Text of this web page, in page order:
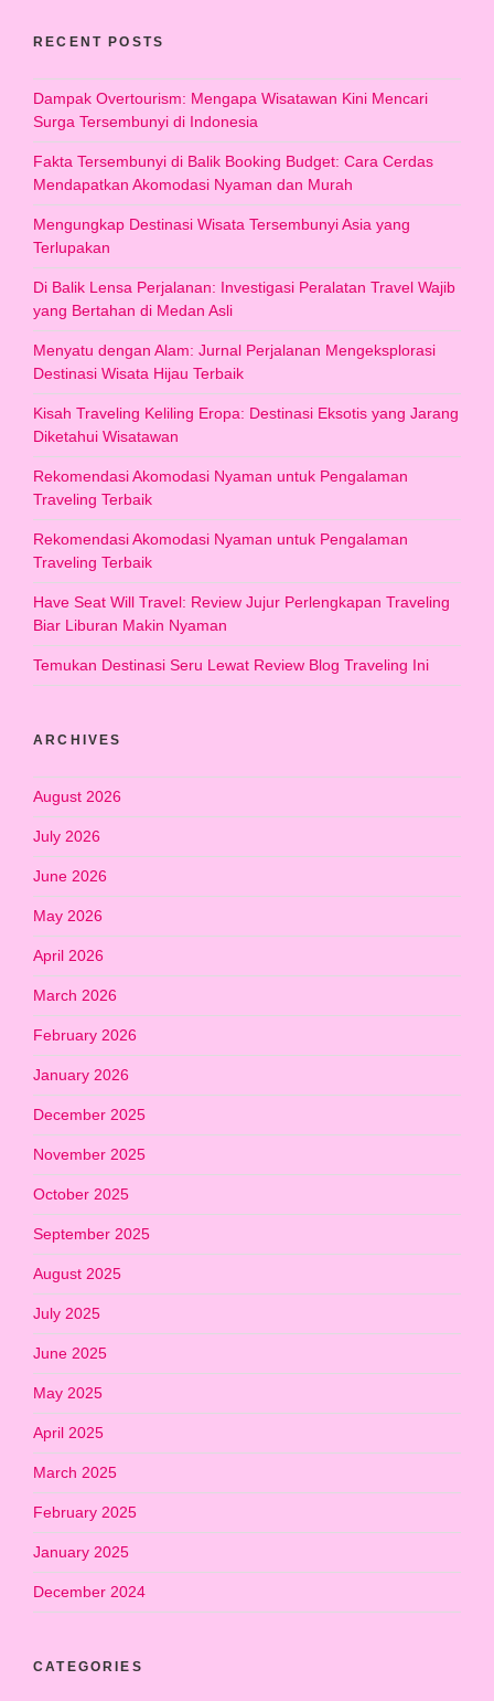
RECENT POSTS
Dampak Overtourism: Mengapa Wisatawan Kini Mencari
Surga Tersembunyi di Indonesia
Fakta Tersembunyi di Balik Booking Budget: Cara Cerdas
Mendapatkan Akomodasi Nyaman dan Murah
Mengungkap Destinasi Wisata Tersembunyi Asia yang
Terlupakan
Di Balik Lensa Perjalanan: Investigasi Peralatan Travel Wajib
yang Bertahan di Medan Asli
Menyatu dengan Alam: Jurnal Perjalanan Mengeksplorasi
Destinasi Wisata Hijau Terbaik
Kisah Traveling Keliling Eropa: Destinasi Eksotis yang Jarang
Diketahui Wisatawan
Rekomendasi Akomodasi Nyaman untuk Pengalaman
Traveling Terbaik
Rekomendasi Akomodasi Nyaman untuk Pengalaman
Traveling Terbaik
Have Seat Will Travel: Review Jujur Perlengkapan Traveling
Biar Liburan Makin Nyaman
Temukan Destinasi Seru Lewat Review Blog Traveling Ini
ARCHIVES
August 2026
July 2026
June 2026
May 2026
April 2026
March 2026
February 2026
January 2026
December 2025
November 2025
October 2025
September 2025
August 2025
July 2025
June 2025
May 2025
April 2025
March 2025
February 2025
January 2025
December 2024
CATEGORIES